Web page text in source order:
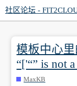
社区论坛 -
模板中心
“['“” is not
MaxKB